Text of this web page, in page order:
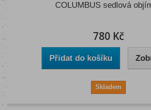
COLUMBUS sedlová
780 Kč
Přidat do košíku
Skladem